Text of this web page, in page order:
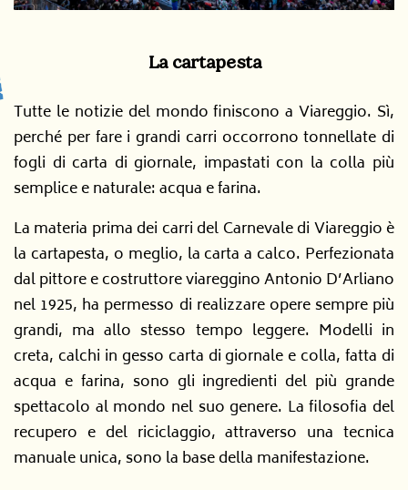
La cartapesta
Tutte le notizie del mondo finiscono a Viareggio. Sì,
perché per fare i grandi carri occorrono tonnellate di
fogli di carta di giornale, impastati con la colla più
semplice e naturale: acqua e farina.
La materia prima dei carri del Carnevale di Viareggio è
la cartapesta, o meglio, la carta a calco. Perfezionata
dal pittore e costruttore viareggino Antonio D’Arliano
nel 1925, ha permesso di realizzare opere sempre più
grandi, ma allo stesso tempo leggere. Modelli in
creta, calchi in gesso carta di giornale e colla, fatta di
acqua e farina, sono gli ingredienti del più grande
spettacolo al mondo nel suo genere. La filosofia del
recupero e del riciclaggio, attraverso una tecnica
manuale unica, sono la base della manifestazione.